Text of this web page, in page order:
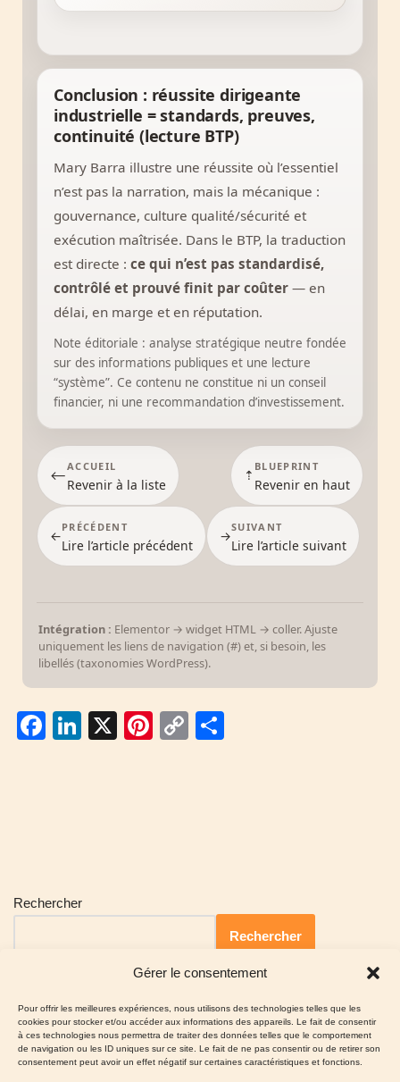
Gérer le consentement
Pour offrir les meilleures expériences, nous utilisons des technologies telles que les
cookies pour stocker et/ou accéder aux informations des appareils. Le fait de consentir
à ces technologies nous permettra de traiter des données telles que le comportement
de navigation ou les ID uniques sur ce site. Le fait de ne pas consentir ou de retirer son
consentement peut avoir un effet négatif sur certaines caractéristiques et fonctions.
Conclusion : réussite dirigeante
industrielle = standards, preuves,
continuité (lecture BTP)
Mary Barra illustre une réussite où l’essentiel
n’est pas la narration, mais la mécanique :
gouvernance, culture qualité/sécurité et
exécution maîtrisée. Dans le BTP, la traduction
est directe : ce qui n’est pas standardisé,
contrôlé et prouvé finit par coûter — en
délai, en marge et en réputation.
Note éditoriale : analyse stratégique neutre fondée
sur des informations publiques et une lecture
“système”. Ce contenu ne constitue ni un conseil
financier, ni une recommandation d’investissement.
⟵
ACCUEIL
Revenir à la liste
⇡
BLUEPRINT
Revenir en haut
←
PRÉCÉDENT
Lire l’article précédent
→
SUIVANT
Lire l’article suivant
Intégration : Elementor → widget HTML → coller. Ajuste
uniquement les liens de navigation (#) et, si besoin, les
libellés (taxonomies WordPress).
F
o
k
Li
X
Pi
C
Rechercher
Rechercher